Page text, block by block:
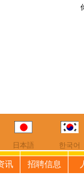
欢迎来到
日本語 한국어
讯 招聘信息